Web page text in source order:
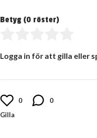
Betyg (0 röster)
Logga in för att gilla eller
0 0